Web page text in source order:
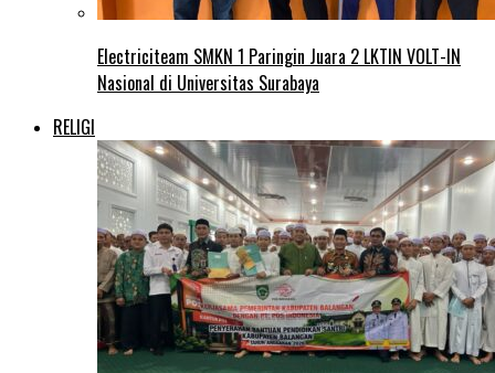
Electriciteam SMKN 1 Paringin Juara 2 LKTIN VOLT-IN
Nasional di Universitas Surabaya
RELIGI